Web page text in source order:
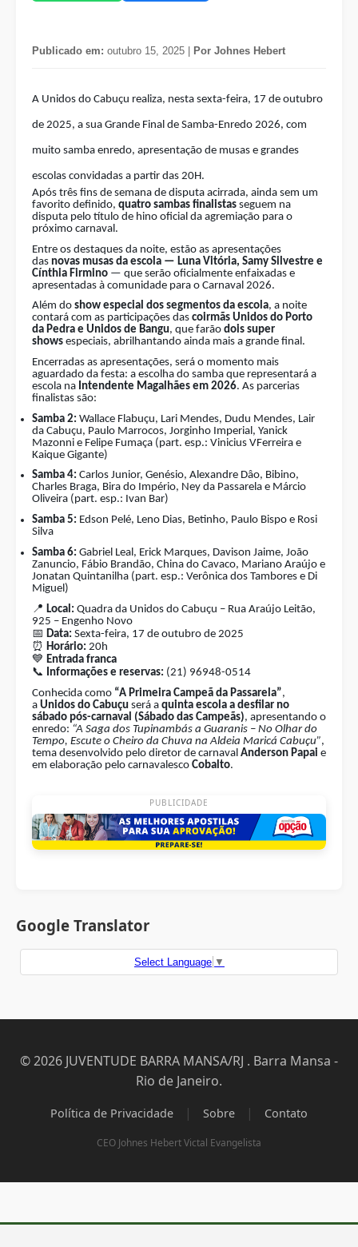
Publicado em: outubro 15, 2025 | Por Johnes Hebert
A Unidos do Cabuçu realiza, nesta sexta-feira, 17 de outubro
de 2025, a sua Grande Final de Samba-Enredo 2026, com
muito samba enredo, apresentação de musas e grandes
escolas convidadas a partir das 20H.
Após três fins de semana de disputa acirrada, ainda sem um
favorito definido, quatro sambas finalistas seguem na
disputa pelo título de hino oficial da agremiação para o
próximo carnaval.
Entre os destaques da noite, estão as apresentações
das novas musas da escola — Luna Vitória, Samy Silvestre e
Cínthia Firmino — que serão oficialmente enfaixadas e
apresentadas à comunidade para o Carnaval 2026.
Além do show especial dos segmentos da escola, a noite
contará com as participações das coirmãs Unidos do Porto
da Pedra e Unidos de Bangu, que farão dois super
shows especiais, abrilhantando ainda mais a grande final.
Encerradas as apresentações, será o momento mais
aguardado da festa: a escolha do samba que representará a
escola na Intendente Magalhães em 2026. As parcerias
finalistas são:
Samba 2: Wallace Flabuçu, Lari Mendes, Dudu Mendes, Lair
da Cabuçu, Paulo Marrocos, Jorginho Imperial, Yanick
Mazonni e Felipe Fumaça (part. esp.: Vinicius VFerreira e
Kaique Gigante)
Samba 4: Carlos Junior, Genésio, Alexandre Dâo, Bibino,
Charles Braga, Bira do Império, Ney da Passarela e Márcio
Oliveira (part. esp.: Ivan Bar)
Samba 5: Edson Pelé, Leno Dias, Betinho, Paulo Bispo e Rosi
Silva
Samba 6: Gabriel Leal, Erick Marques, Davison Jaime, João
Zanuncio, Fábio Brandão, China do Cavaco, Mariano Araújo e
Jonatan Quintanilha (part. esp.: Verônica dos Tambores e Di
Miguel)
📍 Local: Quadra da Unidos do Cabuçu – Rua Araújo Leitão,
925 – Engenho Novo
📅 Data: Sexta-feira, 17 de outubro de 2025
⏰ Horário: 20h
💙 Entrada franca
📞 Informações e reservas: (21) 96948-0514
Conhecida como “A Primeira Campeã da Passarela”,
a Unidos do Cabuçu será a quinta escola a desfilar no
sábado pós-carnaval (Sábado das Campeãs), apresentando o
enredo: “A Saga dos Tupinambás a Guaranis – No Olhar do
Tempo, Escute o Cheiro da Chuva na Aldeia Maricá Cabuçu”,
tema desenvolvido pelo diretor de carnaval Anderson Papai e
em elaboração pelo carnavalesco Cobalto.
PUBLICIDADE
Google Translator
Select Language ▼
© 2026 JUVENTUDE BARRA MANSA/RJ . Barra Mansa -
Rio de Janeiro.
Política de Privacidade | Sobre | Contato
CEO Johnes Hebert Victal Evangelista